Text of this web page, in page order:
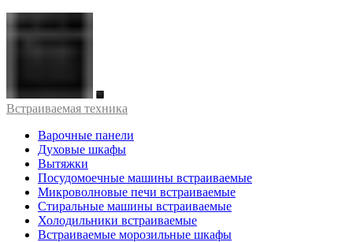
Встраиваемая техника
Варочные панели
Духовые шкафы
Вытяжки
Посудомоечные машины встраиваемые
Микроволновые печи встраиваемые
Стиральные машины встраиваемые
Холодильники встраиваемые
Встраиваемые морозильные шкафы